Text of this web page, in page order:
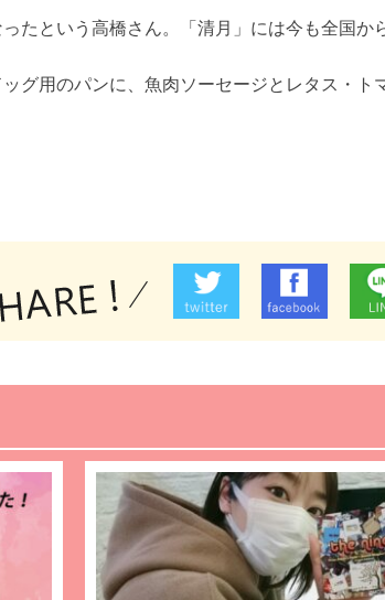
たという高橋さん。「清月」には今も全国か
グ用のパンに、魚肉ソーセージとレタス・